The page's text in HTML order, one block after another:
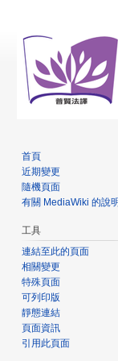
首頁
近期變更
隨機頁面
有關 MediaWiki 的說
工具
連結至此的頁面
相關變更
特殊頁面
可列印版
靜態連結
頁面資訊
引用此頁面